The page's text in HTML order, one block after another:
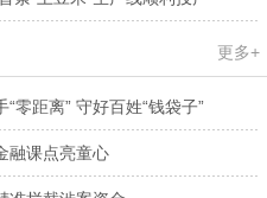
更多+
零距离” 守好百姓“钱袋子”
融课点亮童心